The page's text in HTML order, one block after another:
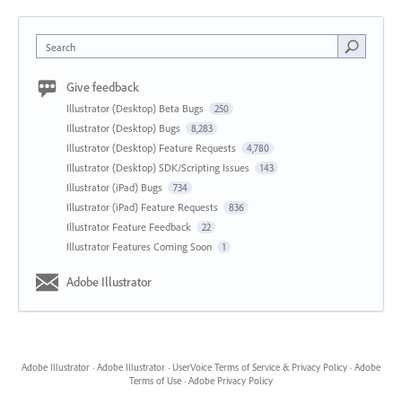
Search
Give feedback
Illustrator (Desktop) Beta Bugs 250
Illustrator (Desktop) Bugs 8,283
Illustrator (Desktop) Feature Requests 4,780
Illustrator (Desktop) SDK/Scripting Issues 143
Illustrator (iPad) Bugs 734
Illustrator (iPad) Feature Requests 836
Illustrator Feature Feedback 22
Illustrator Features Coming Soon 1
Adobe Illustrator
Adobe Illustrator · Adobe Illustrator · UserVoice Terms of Service & Privacy Policy · Adobe
Terms of Use · Adobe Privacy Policy